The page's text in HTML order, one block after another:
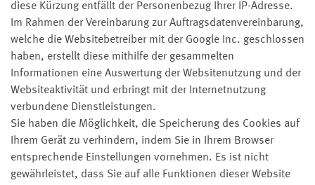
diese Kürzung entfällt der Personenbezug Ihrer IP-Adresse.
Im Rahmen der Vereinbarung zur Auftragsdatenvereinbarung,
welche die Websitebetreiber mit der Google Inc. geschlossen
haben, erstellt diese mithilfe der gesammelten
Informationen eine Auswertung der Websitenutzung und der
Websiteaktivität und erbringt mit der Internetnutzung
verbundene Dienstleistungen.
Sie haben die Möglichkeit, die Speicherung des Cookies auf
Ihrem Gerät zu verhindern, indem Sie in Ihrem Browser
entsprechende Einstellungen vornehmen. Es ist nicht
gewährleistet, dass Sie auf alle Funktionen dieser Website